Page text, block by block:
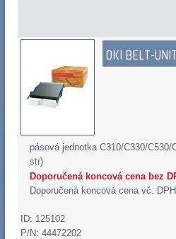
OKI BELT-
pásová jednotka C310/C330/C530/
str)
Doporučená koncová cena bez
Doporučená koncová cena vč.
ID: 125102
P/N: 44472202